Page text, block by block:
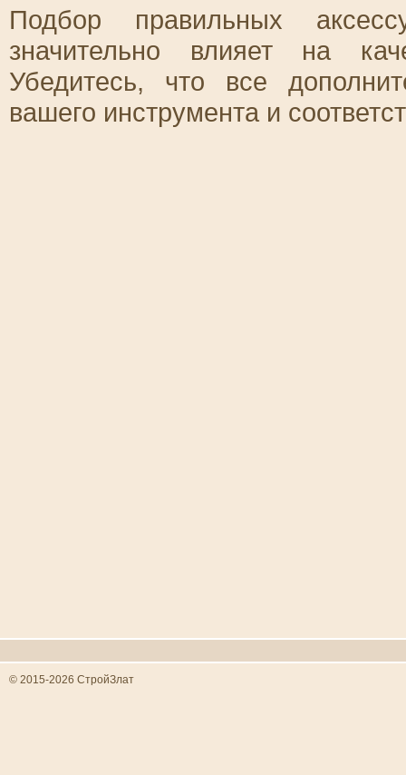
Подбор правильных
значительно влияет на
Убедитесь, что все
вашего инструмента и
© 2015-2026 СтройЗлат